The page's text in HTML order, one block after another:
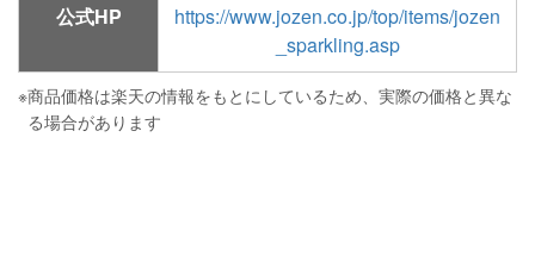
公式HP
https://www.jozen.co.jp/top/items/jozen
_sparkling.asp
※商品価格は楽天の情報をもとにしているため、実際の価格と異な
る場合があります